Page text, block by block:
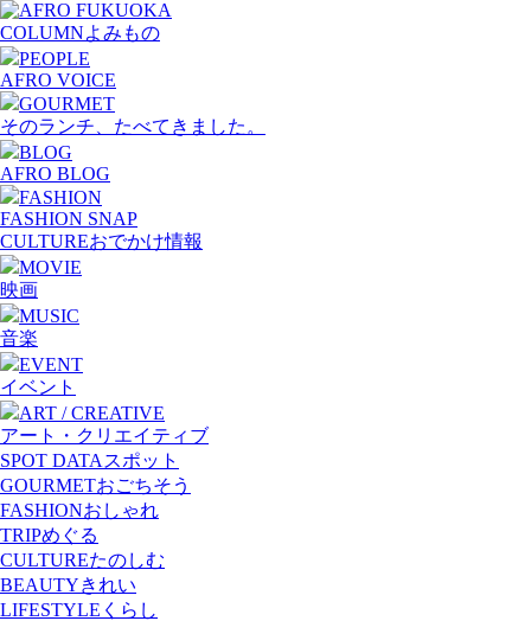
COLUMNよみもの
PEOPLE
AFRO VOICE
GOURMET
そのランチ、たべてきました。
BLOG
AFRO BLOG
FASHION
FASHION SNAP
CULTUREおでかけ情報
MOVIE
映画
MUSIC
音楽
EVENT
イベント
ART / CREATIVE
アート・クリエイティブ
SPOT DATA スポット
GOURMETおごちそう
FASHIONおしゃれ
TRIPめぐる
CULTUREたのしむ
BEAUTYきれい
LIFESTYLE くらし